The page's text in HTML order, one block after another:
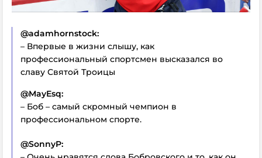
@adamhornstock:
– Впервые в жизни слышу, как
профессиональный спортсмен высказался во
славу Святой Троицы
@MayEsq:
– Боб – самый скромный чемпион в
профессиональном спорте.
@SonnyP: